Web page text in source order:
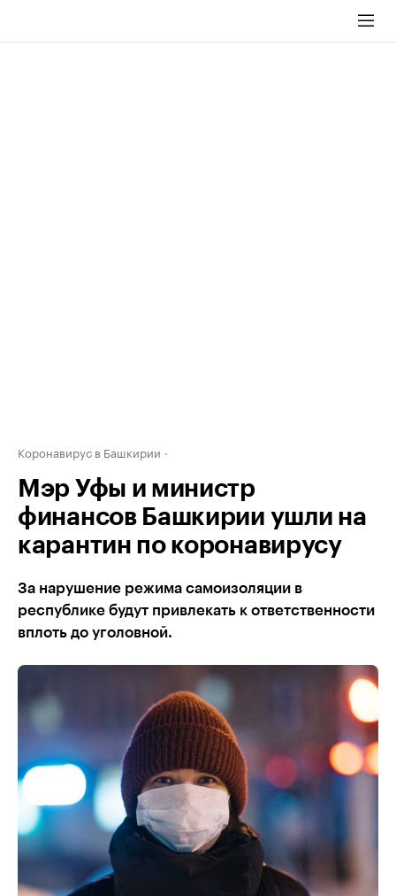
Коронавирус в Башкирии
Мэр Уфы и министр
финансов Башкирии ушли на
карантин по коронавирусу
За нарушение режима самоизоляции в
республике будут привлекать к ответственности
вплоть до уголовной.